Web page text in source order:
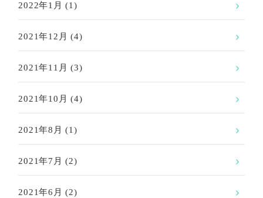
2022年1月 (1)
2021年12月 (4)
2021年11月 (3)
2021年10月 (4)
2021年8月 (1)
2021年7月 (2)
2021年6月 (2)